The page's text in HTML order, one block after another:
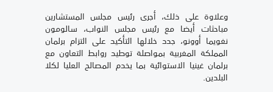
وعلاوة على ذلك، أجرى رئيس مجلس المستشارين
مباحثات أيضا مع رئيس مجلس النواب، سالومون
نغويما أوونو، جدد خلالها التأكيد على التزام برلمان
المملكة المغربية بمواصلة توطيد روابط التعاون مع
برلمان غينيا الاستوائية بما يخدم المصالح العليا لكلا
البلدين.